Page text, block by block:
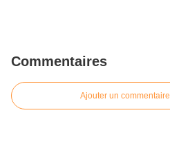
Commentaires
Ajouter un commentaire